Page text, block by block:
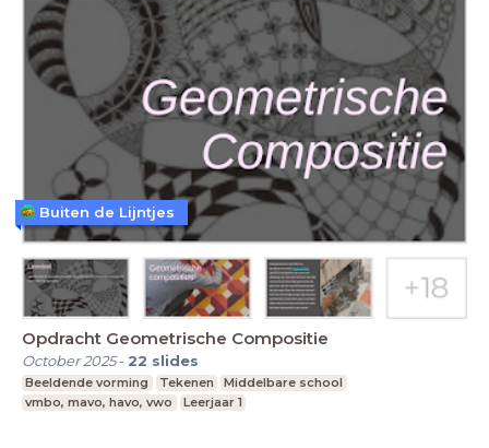
Opdracht Geometrische Compositie
October 2025- 22 slides
Beeldende vorming Tekenen
Middelbare school
vmbo, mavo, havo, vwo
Leerjaar 1
Buiten de Lijntjes